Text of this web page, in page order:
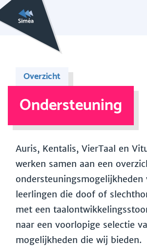
Overzicht
Ondersteuning
Auris, Kentalis, VierTaal en
werken samen aan een
ondersteuningsmogelijkheden
leerlingen die doof of
met een
naar een voorlopige selectie
mogelijkheden die wij bieden.